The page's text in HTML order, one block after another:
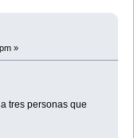
»
tres personas que